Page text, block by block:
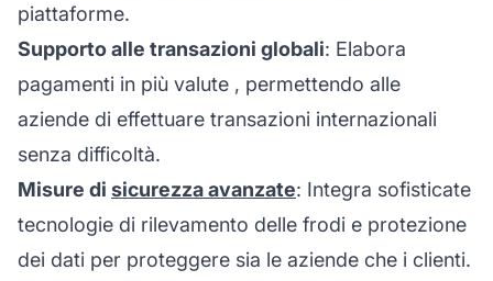
piattaforme.
Supporto alle transazioni globali: Elabora
pagamenti in più valute , permettendo alle
aziende di effettuare transazioni internazionali
senza difficoltà.
Misure di sicurezza avanzate: Integra sofisticate
tecnologie di rilevamento delle frodi e protezione
dei dati per proteggere sia le aziende che i clienti.